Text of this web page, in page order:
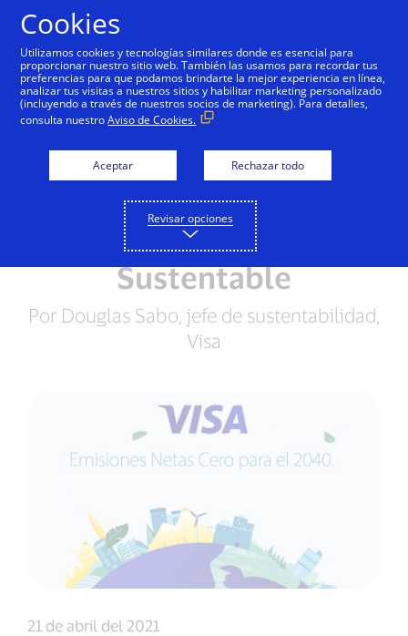
IMPACTO GLOBAL
Un Futuro Sustentable:
Visa se Compromete a
Lograr Emisiones Netas
Cero y un Comercio
Sustentable
Por Douglas Sabo, jefe de sustentabilidad,
Visa
21 de abril del 2021
Cookies
Utilizamos cookies y tecnologías similares donde es esencial para
proporcionar nuestro sitio web. También las usamos para recordar tus
preferencias para que podamos brindarte la mejor experiencia en línea,
analizar tus visitas a nuestros sitios y habilitar marketing personalizado
(incluyendo a través de nuestros socios de marketing). Para detalles,
consulta nuestroAviso de Cookies.
Aceptar Rechazar todo
Revisar opciones